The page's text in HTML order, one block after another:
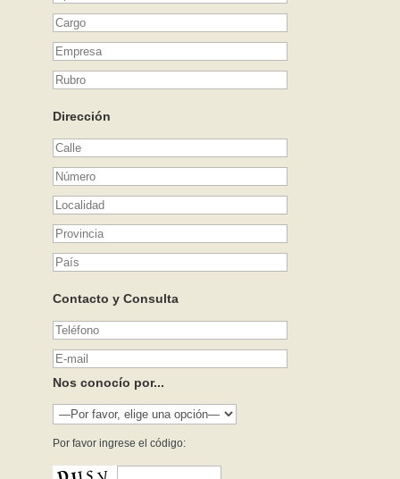
Dirección
Contacto y Consulta
Nos conocío por...
Por favor ingrese el código: